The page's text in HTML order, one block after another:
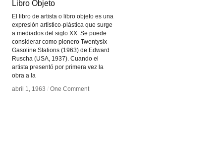
Libro Objeto
El libro de artista o libro objeto es una
expresión artístico-plástica que surge
a mediados del siglo XX. Se puede
considerar como pionero Twentysix
Gasoline Stations (1963) de Edward
Ruscha (USA, 1937). Cuando el
artista presentó por primera vez la
obra a la
abril 1, 1963 / One Comment
Libro Objeto
abril 1, 1963 / One Comment